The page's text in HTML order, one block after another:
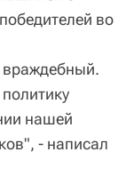
во
враждебный.
нашей
- написал